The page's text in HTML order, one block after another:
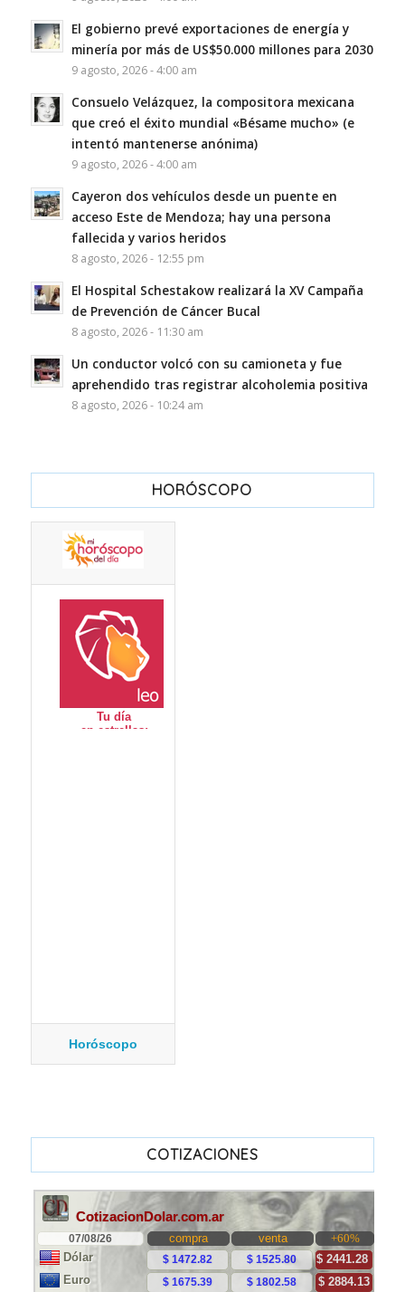
El gobierno prevé exportaciones de energía y
minería por más de US$50.000 millones para 2030
9 agosto, 2026 - 4:00 am
Consuelo Velázquez, la compositora mexicana
que creó el éxito mundial «Bésame mucho» (e
intentó mantenerse anónima)
9 agosto, 2026 - 4:00 am
Cayeron dos vehículos desde un puente en
acceso Este de Mendoza; hay una persona
fallecida y varios heridos
8 agosto, 2026 - 12:55 pm
El Hospital Schestakow realizará la XV Campaña
de Prevención de Cáncer Bucal
8 agosto, 2026 - 11:30 am
Un conductor volcó con su camioneta y fue
aprehendido tras registrar alcoholemia positiva
8 agosto, 2026 - 10:24 am
HORÓSCOPO
Horóscopo
COTIZACIONES